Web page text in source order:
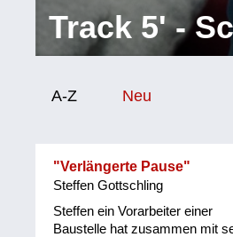
Track 5' -
Sortierung/Filter
A-Z Neu
"Verlängerte Pause"
Steffen Gottschling
Steffen ein Vorarbeiter einer
Baustelle hat zusammen mit